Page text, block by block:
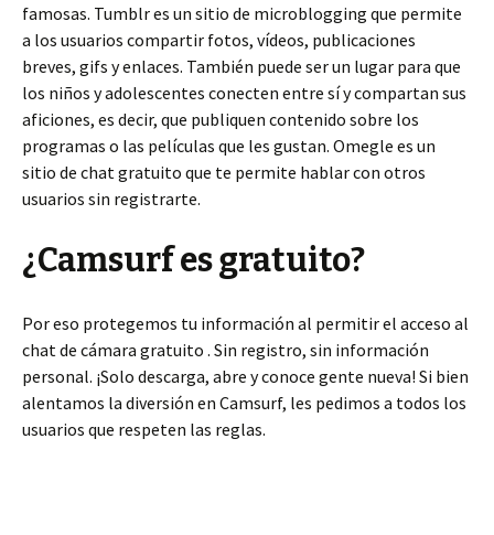
famosas. Tumblr es un sitio de microblogging que permite
a los usuarios compartir fotos, vídeos, publicaciones
breves, gifs y enlaces. También puede ser un lugar para que
los niños y adolescentes conecten entre sí y compartan sus
aficiones, es decir, que publiquen contenido sobre los
programas o las películas que les gustan. Omegle es un
sitio de chat gratuito que te permite hablar con otros
usuarios sin registrarte.
¿Camsurf es gratuito?
Por eso protegemos tu información al permitir el acceso al
chat de cámara gratuito . Sin registro, sin información
personal. ¡Solo descarga, abre y conoce gente nueva! Si bien
alentamos la diversión en Camsurf, les pedimos a todos los
usuarios que respeten las reglas.